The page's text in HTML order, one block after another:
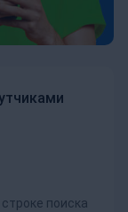
поиска